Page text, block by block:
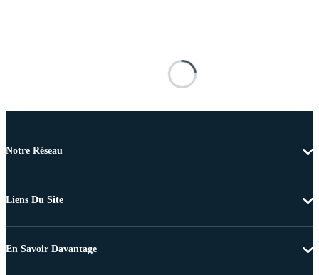
Notre Réseau
Liens Du Site
En Savoir Davantage